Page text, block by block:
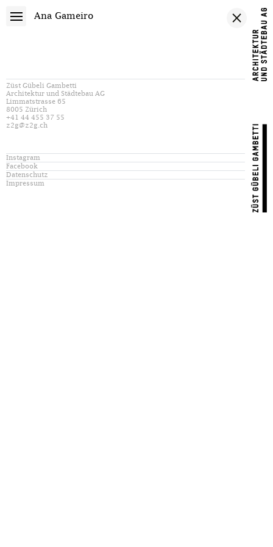
Ana Gameiro
Züst Gübeli Gambetti
Architektur und Städtebau AG
Limmatstrasse 65
8005 Zürich
+41 44 455 37 55
z2g@z2g.ch
Instagram
Facebook
Datenschutz
Impressum